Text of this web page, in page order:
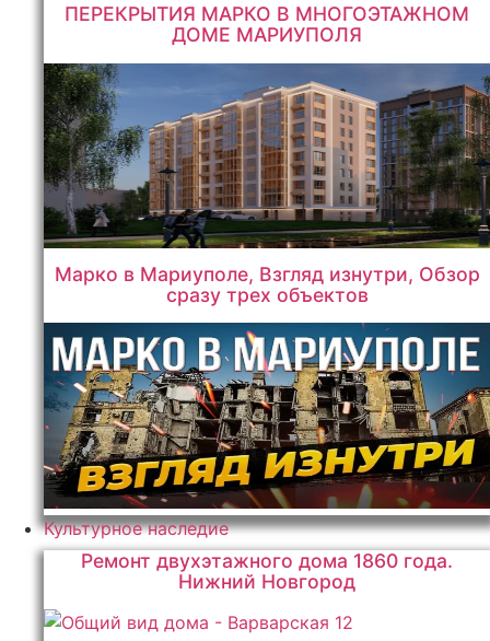
ПЕРЕКРЫТИЯ МАРКО В МНОГОЭТАЖНОМ
ДОМЕ МАРИУПОЛЯ
Марко в Мариуполе, Взгляд изнутри, Обзор
сразу трех объектов
Культурное наследие
Ремонт двухэтажного дома 1860 года.
Нижний Новгород